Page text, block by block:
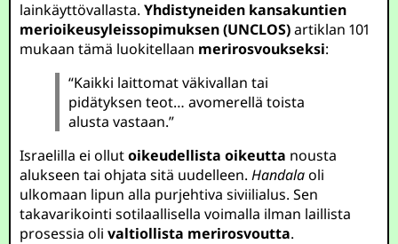
lainkäyttövallasta.Yhdistyneiden kansakuntien
merioikeusyleissopimuksen (UNCLOS)artiklan 101
mukaan tämä luokitellaan merirosvoukseksi:
“Kaikki laittomat väkivallan tai
pidätyksen teot… avomerellä toista
alusta vastaan.”
Israelilla ei ollutoikeudellista oikeutta nousta
alukseen tai ohjata sitä uudelleen.Handalaoli
ulkomaan lipun alla purjehtiva siviilialus. Sen
takavarikointi sotilaallisella voimalla ilman laillista
prosessia olivaltiollista merirosvoutta.